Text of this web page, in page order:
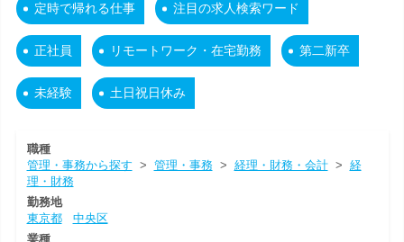
定時で帰れる仕事 注目の求人検索ワード
正社員 リモートワーク・在宅勤務 第二新卒
未経験 土日祝日休み
職種
管理・事務から探す > 管理・事務> 経理・財務・会計> 経
理・財務
勤務地
東京都
中央区
業種